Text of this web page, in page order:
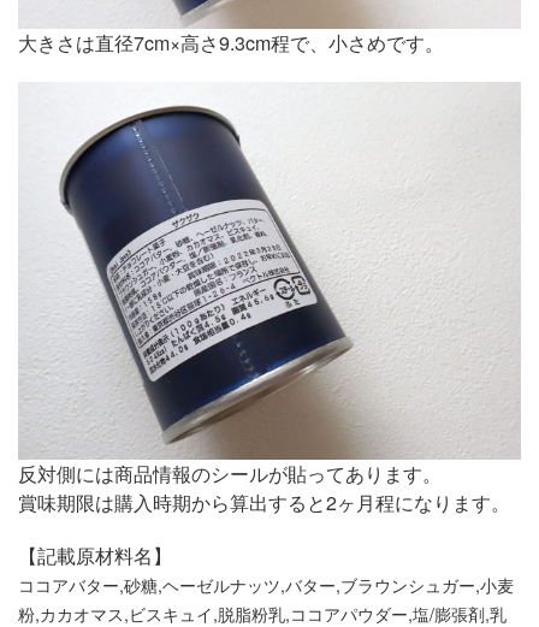
大きさは直径7cm×高さ9.3cm程で、小さめです。
反対側には商品情報のシールが貼ってあります。
賞味期限は購入時期から算出すると2ヶ月程になります。
【記載原材料名】
ココアバター,砂糖,ヘーゼルナッツ,バター,ブラウンシュガー,小麦
粉,カカオマス,ビスキュイ,脱脂粉乳,ココアパウダー,塩/膨張剤,乳